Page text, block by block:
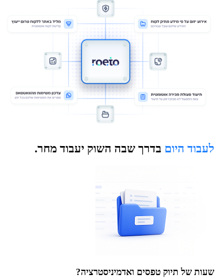
לעבוד היום בדרך שבה השוק יעבוד מחר.
שעות של תיוק טפסים ואדמיניסטרציה?